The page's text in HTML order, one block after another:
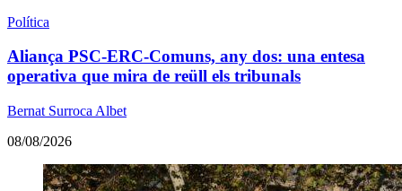
Política
Aliança PSC-ERC-Comuns, any dos: una entesa
operativa que mira de reüll els tribunals
Bernat Surroca Albet
08/08/2026